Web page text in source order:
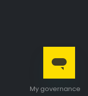
My governance